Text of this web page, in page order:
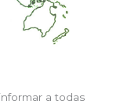
a todas